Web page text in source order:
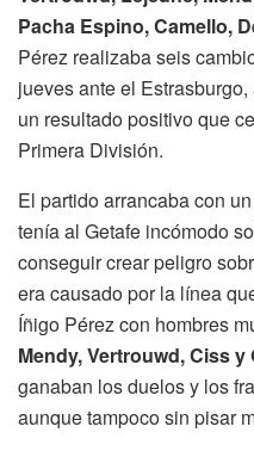
Pacha Espino, Camello,
Pérez realizaba seis
jueves ante el
un resultado positivo que
Primera División.
El partido arrancaba con
tenía al Getafe incómodo
conseguir crear peligro
era causado por la línea
Íñigo Pérez con hombres
Mendy, Vertrouwd, Ciss y
ganaban los duelos y los
aunque tampoco sin pisar